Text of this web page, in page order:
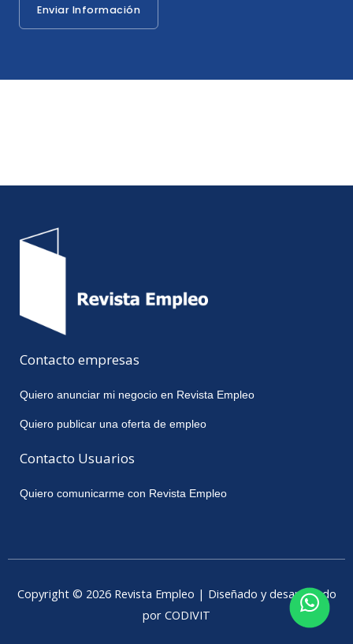
Enviar Información
Contacto empresas
Quiero anunciar mi negocio en Revista Empleo
Quiero publicar una oferta de empleo
Contacto Usuarios
Quiero comunicarme con Revista Empleo
Copyright © 2026 Revista Empleo | Diseñado y desarrollado
por CODIVIT